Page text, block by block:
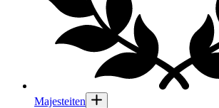
Majesteiten